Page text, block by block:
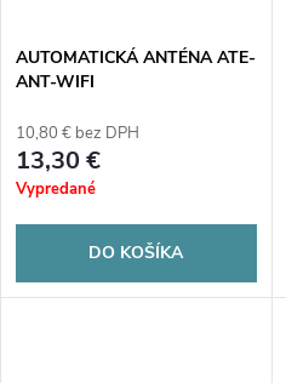
AUTOMATICKÁ ANTÉNA ATE-
ANT-WIFI
10,80 € bez DPH
13,30 €
Vypredané
DO KOŠÍKA